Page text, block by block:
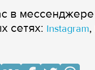
в мессенджере
сетях: Instagram,